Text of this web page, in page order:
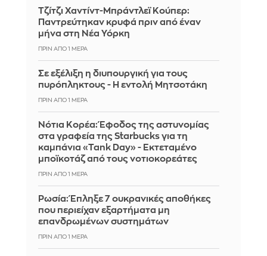
Τζίτζι Χαντίντ-Μπράντλεϊ Κούπερ:
Παντρεύτηκαν κρυφά πριν από έναν
μήνα στη Νέα Υόρκη
ΠΡΙΝ ΑΠΌ 1 ΜΈΡΑ
Σε εξέλιξη η διυπουργική για τους
πυρόπληκτους - Η εντολή Μητσοτάκη
ΠΡΙΝ ΑΠΌ 1 ΜΈΡΑ
Νότια Κορέα: Έφοδος της αστυνομίας
στα γραφεία της Starbucks για τη
καμπάνια «Tank Day» - Εκτεταμένο
μποϊκοτάζ από τους νοτιοκορεάτες
ΠΡΙΝ ΑΠΌ 1 ΜΈΡΑ
Ρωσία: Έπληξε 7 ουκρανικές αποθήκες
που περιείχαν εξαρτήματα μη
επανδρωμένων συστημάτων
ΠΡΙΝ ΑΠΌ 1 ΜΈΡΑ